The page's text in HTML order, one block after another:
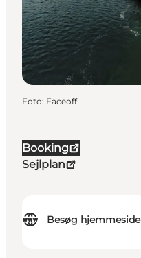
Booking
Sejlplan
Besøg hjemmeside
Foto: Faceoff